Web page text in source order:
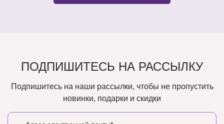
ПОДПИШИТЕСЬ НА РАССЫЛКУ
Подпишитесь на наши рассылки, чтобы не пропустить
новинки, подарки и скидки